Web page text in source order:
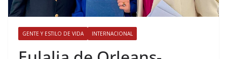
GENTE Y ESTILO DE VIDA INTERNACIONAL